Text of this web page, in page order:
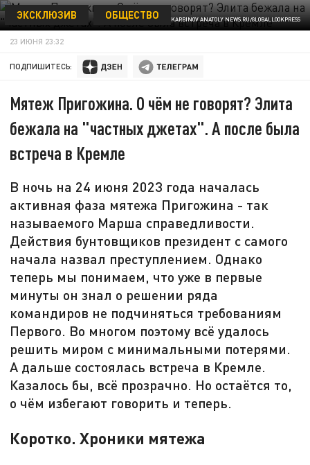
© KARBINOV ANATOLY NEWS.RU/GLOBALLOOKPRESS
ЭКСКЛЮЗИВ ОБЩЕСТВО
23 ИЮНЯ 23:32
ПОДПИШИТЕСЬ:
Мятеж Пригожина. О чём не говорят? Элита
бежала на "частных джетах". А после была
встреча в Кремле
В ночь на 24 июня 2023 года началась
активная фаза мятежа Пригожина - так
называемого Марша справедливости.
Действия бунтовщиков президент с самого
начала назвал преступлением. Однако
теперь мы понимаем, что уже в первые
минуты он знал о решении ряда
командиров не подчиняться требованиям
Первого. Во многом поэтому всё удалось
решить миром с минимальными потерями.
А дальше состоялась встреча в Кремле.
Казалось бы, всё прозрачно. Но остаётся то,
о чём избегают говорить и теперь.
Коротко. Хроники мятежа